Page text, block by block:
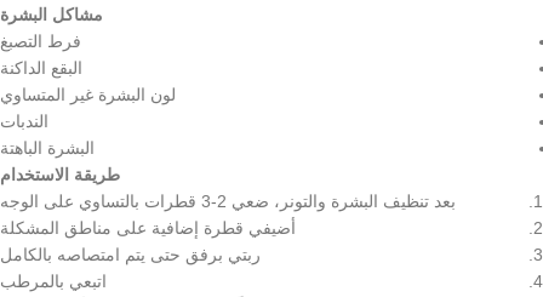
مشاكل البشرة
فرط التصبغ
البقع الداكنة
لون البشرة غير المتساوي
الندبات
البشرة الباهتة
طريقة الاستخدام
بعد تنظيف البشرة والتونر، ضعي 2-3 قطرات بالتساوي على الوجه
أضيفي قطرة إضافية على مناطق المشكلة
ربتي برفق حتى يتم امتصاصه بالكامل
اتبعي بالمرطب